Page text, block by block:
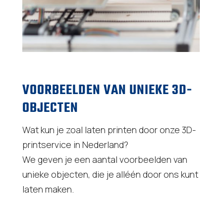
VOORBEELDEN VAN UNIEKE 3D-
OBJECTEN
Wat kun je zoal laten printen door onze 3D-
printservice in Nederland?
We geven je een aantal voorbeelden van
unieke objecten, die je alléén door ons kunt
laten maken.